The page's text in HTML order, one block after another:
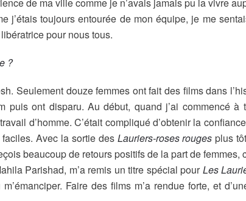
j’étais toujours entourée de mon équipe, je me
pour nous tous.
?
Seulement douze femmes ont fait des films dans
ont disparu. Au début, quand j’ai commencé
d’homme. C’était compliqué d’obtenir la
Avec la sortie des Lauriers-roses rouges plus
beaucoup de retours positifs de la part de
Parishad, m’a remis un titre spécial pourLes
Faire des films m’a rendue forte, et